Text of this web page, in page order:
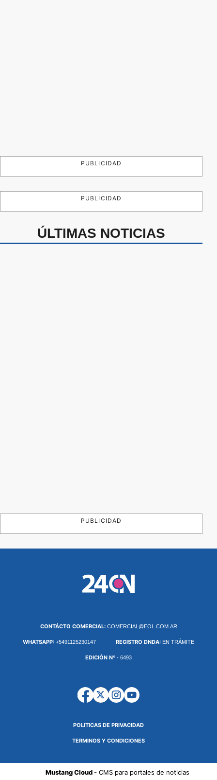
PUBLICIDAD
PUBLICIDAD
ÚLTIMAS NOTICIAS
PUBLICIDAD
CONTÁCTO COMERCIAL: COMERCIAL@EOL.COM.AR
WHATSAPP: +5491125230147 REGISTRO DNDA: EN TRÁMITE
EDICIÓN Nº - 6493
POLITICAS DE PRIVACIDAD
TERMINOS Y CONDICIONES
Mustang Cloud -CMS para portales de noticias